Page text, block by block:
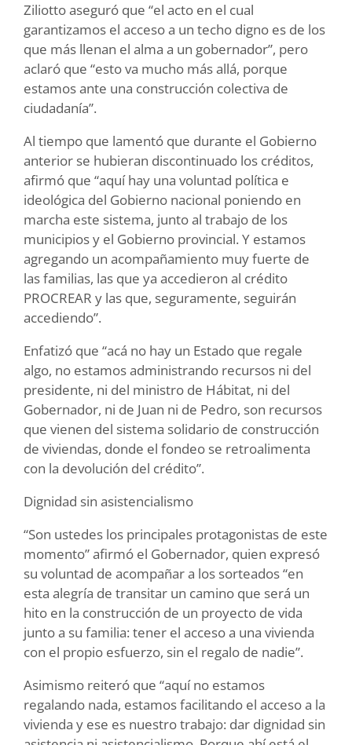
Ziliotto aseguró que “el acto en el cual
garantizamos el acceso a un techo digno es de los
que más llenan el alma a un gobernador”, pero
aclaró que “esto va mucho más allá, porque
estamos ante una construcción colectiva de
ciudadanía”.
Al tiempo que lamentó que durante el Gobierno
anterior se hubieran discontinuado los créditos,
afirmó que “aquí hay una voluntad política e
ideológica del Gobierno nacional poniendo en
marcha este sistema, junto al trabajo de los
municipios y el Gobierno provincial. Y estamos
agregando un acompañamiento muy fuerte de
las familias, las que ya accedieron al crédito
PROCREAR y las que, seguramente, seguirán
accediendo”.
Enfatizó que “acá no hay un Estado que regale
algo, no estamos administrando recursos ni del
presidente, ni del ministro de Hábitat, ni del
Gobernador, ni de Juan ni de Pedro, son recursos
que vienen del sistema solidario de construcción
de viviendas, donde el fondeo se retroalimenta
con la devolución del crédito”.
Dignidad sin asistencialismo
“Son ustedes los principales protagonistas de este
momento” afirmó el Gobernador, quien expresó
su voluntad de acompañar a los sorteados “en
esta alegría de transitar un camino que será un
hito en la construcción de un proyecto de vida
junto a su familia: tener el acceso a una vivienda
con el propio esfuerzo, sin el regalo de nadie”.
Asimismo reiteró que “aquí no estamos
regalando nada, estamos facilitando el acceso a la
vivienda y ese es nuestro trabajo: dar dignidad sin